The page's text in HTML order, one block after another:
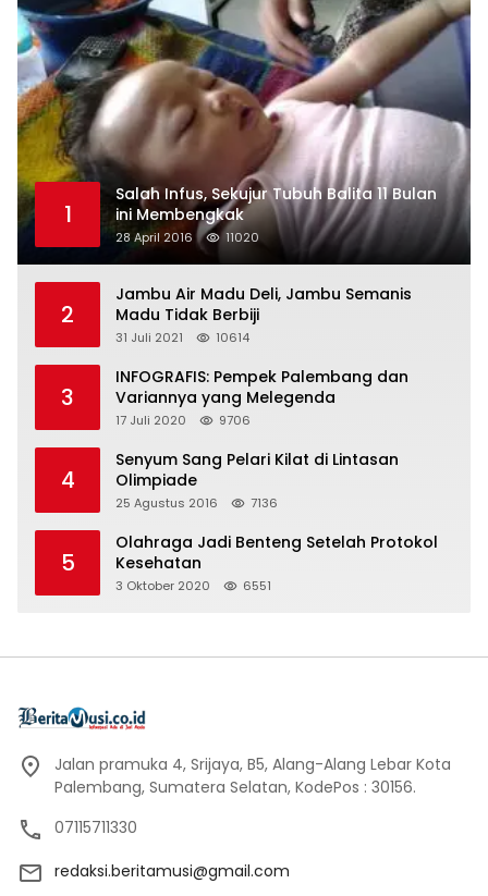
1
Salah Infus, Sekujur Tubuh Balita 11 Bulan
ini Membengkak
28 April 2016 11020
2
Jambu Air Madu Deli, Jambu Semanis
Madu Tidak Berbiji
31 Juli 2021 10614
3
INFOGRAFIS: Pempek Palembang dan
Variannya yang Melegenda
17 Juli 2020 9706
4
Senyum Sang Pelari Kilat di Lintasan
Olimpiade
25 Agustus 2016 7136
5
Olahraga Jadi Benteng Setelah Protokol
Kesehatan
3 Oktober 2020 6551
Jalan pramuka 4, Srijaya, B5, Alang-Alang Lebar Kota
Palembang, Sumatera Selatan, KodePos : 30156.
07115711330
redaksi.beritamusi@gmail.com